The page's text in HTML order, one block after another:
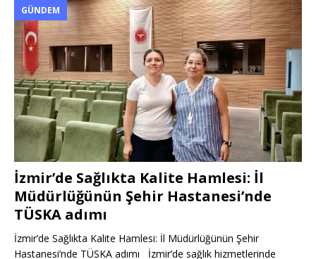
GÜNDEM
İzmir’de Sağlıkta Kalite Hamlesi: İl
Müdürlüğünün Şehir Hastanesi’nde
TÜSKA adımı
İzmir’de Sağlıkta Kalite Hamlesi: İl Müdürlüğünün Şehir
Hastanesi’nde TÜSKA adımı İzmir’de sağlık hizmetlerinde